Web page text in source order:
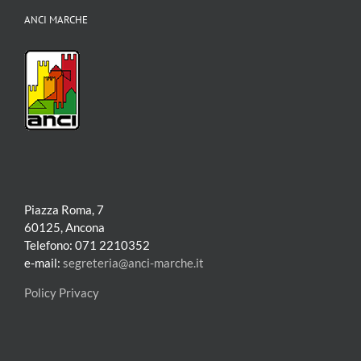
ANCI MARCHE
Piazza Roma, 7
60125, Ancona
Telefono: 071 2210352
e-mail: segreteria@anci-marche.it
Policy Privacy